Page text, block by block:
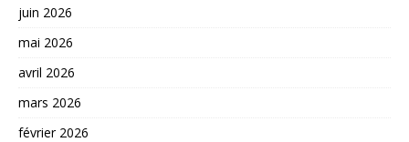
juin 2026
mai 2026
avril 2026
mars 2026
février 2026